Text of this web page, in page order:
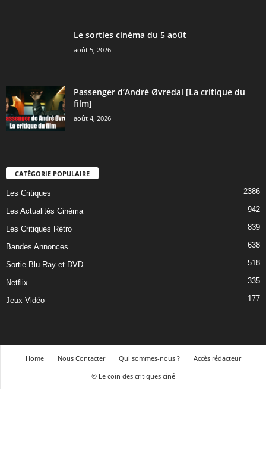
Le sorties cinéma du 5 août
août 5, 2026
Passenger d’André Øvredal [La critique du
film]
août 4, 2026
CATÉGORIE POPULAIRE
Les Critiques 2386
Les Actualités Cinéma 942
Les Critiques Rétro 839
Bandes Annonces 638
Sortie Blu-Ray et DVD 518
Netflix 335
Jeux-Vidéo 177
Home Nous Contacter Qui sommes-nous ?
Accès rédacteur
© Le coin des critiques ciné